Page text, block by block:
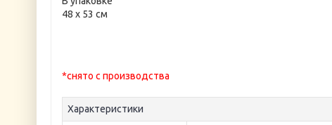
48 х 53 см
*снято с производства
Характеристики